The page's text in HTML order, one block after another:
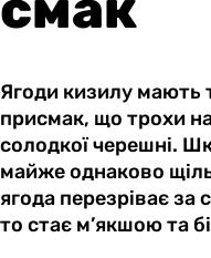
Ягоди кизилу мають
присмак, що трохи
солодкої черешні.
майже однаково
ягода перезріває за
то стає м’якшою та